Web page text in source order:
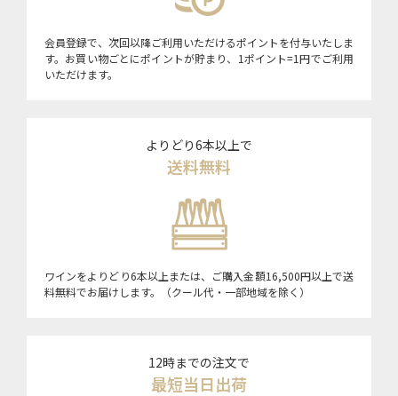
会員登録で、次回以降ご利用いただけるポイントを付与いたしま
す。お買い物ごとにポイントが貯まり、1ポイント=1円でご利用
いただけます。
よりどり6本以上で
送料無料
ワインをよりどり6本以上または、ご購入金額16,500円以上で送
料無料でお届けします。（クール代・一部地域を除く）
12時までの注文で
最短当日出荷